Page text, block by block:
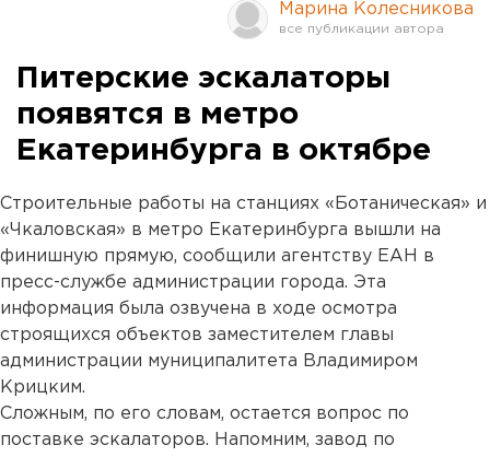
Марина Колесникова
Питерские эскалаторы
появятся в метро
Екатеринбурга в октябре
Строительные работы на станциях «Ботаническая» и
«Чкаловская» в метро Екатеринбурга вышли на
финишную прямую, сообщили агентству ЕАН в
пресс-службе администрации города. Эта
информация была озвучена в ходе осмотра
строящихся объектов заместителем главы
администрации муниципалитета Владимиром
Крицким.
Сложным, по его словам, остается вопрос по
поставке эскалаторов. Напомним, завод по